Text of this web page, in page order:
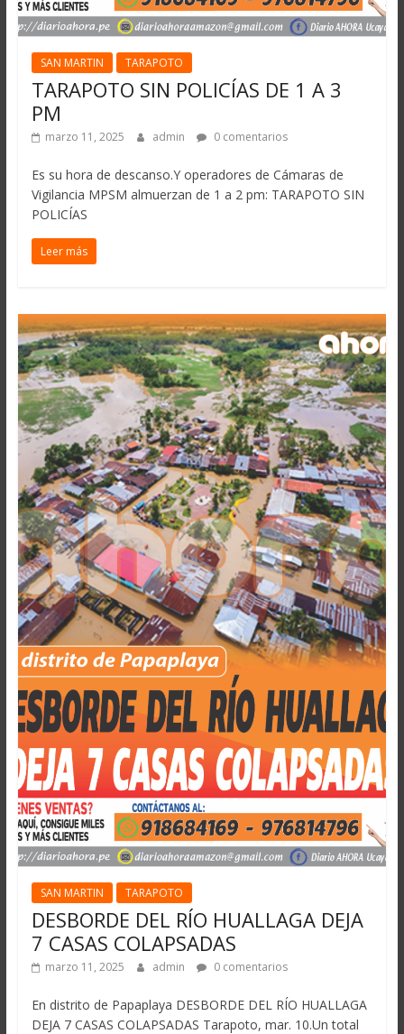
SAN MARTIN TARAPOTO
TARAPOTO SIN POLICÍAS DE 1 A 3
PM
marzo 11, 2025 admin 0 comentarios
Es su hora de descanso.Y operadores de Cámaras de
Vigilancia MPSM almuerzan de 1 a 2 pm: TARAPOTO SIN
POLICÍAS
Leer más
SAN MARTIN TARAPOTO
DESBORDE DEL RÍO HUALLAGA DEJA
7 CASAS COLAPSADAS
marzo 11, 2025 admin 0 comentarios
En distrito de Papaplaya DESBORDE DEL RÍO HUALLAGA
DEJA 7 CASAS COLAPSADAS Tarapoto, mar. 10.Un total